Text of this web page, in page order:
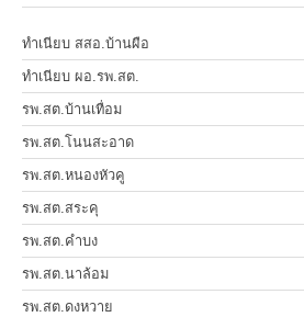
ทำเนียบ สสอ.บ้านผือ
ทำเนียบ ผอ.รพ.สต.
รพ.สต.บ้านเทื่อม
รพ.สต.โนนสะอาด
รพ.สต.หนองหัวคู
รพ.สต.สระคุ
รพ.สต.คำบง
รพ.สต.นาล้อม
รพ.สต.ดงหวาย